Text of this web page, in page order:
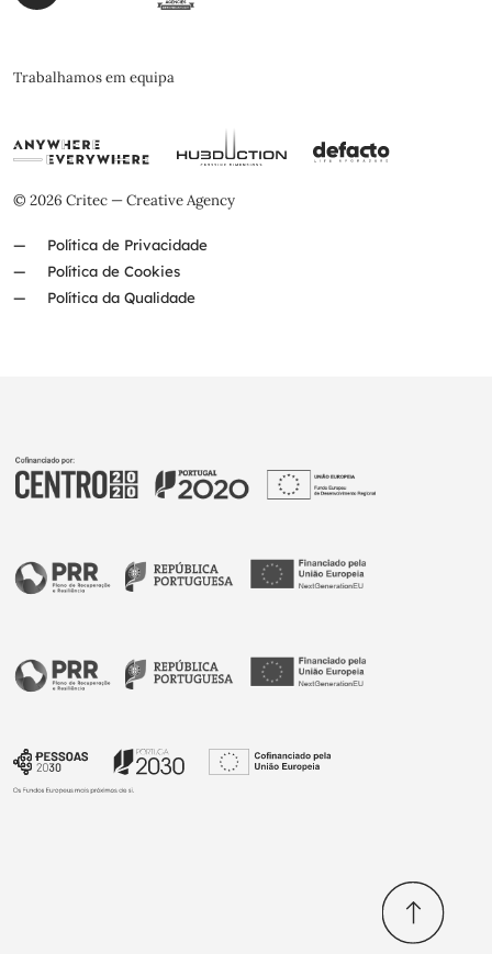
Trabalhamos em equipa
© 2026 Critec — Creative Agency
Política de Privacidade
Política de Cookies
Política da Qualidade